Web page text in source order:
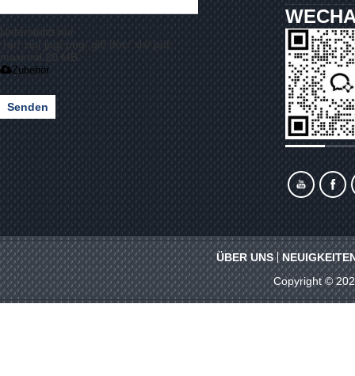
Unterstützt nur
.rar/.zip/.jpg/.png/.gif/.doc/.xls/.pdf,
maximal 20 MB
Zubehör
Senden
ÜBER UNS
Copyright ©